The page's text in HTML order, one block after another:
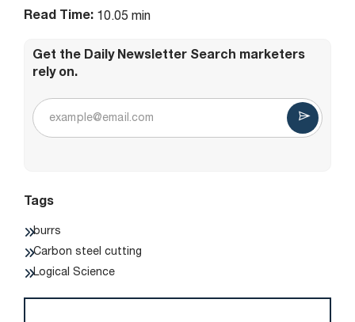
Read Time: 10.05 min
Get the Daily Newsletter Search marketers
rely on.
Tags
burrs
Carbon steel cutting
Logical Science